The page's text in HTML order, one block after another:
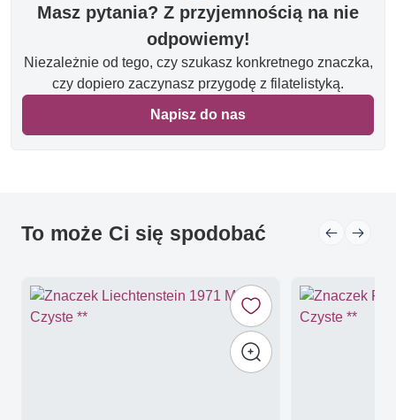
Masz pytania? Z przyjemnością na nie
odpowiemy!
Niezależnie od tego, czy szukasz konkretnego znaczka,
czy dopiero zaczynasz przygodę z filatelistyką.
Napisz do nas
To może Ci się spodobać